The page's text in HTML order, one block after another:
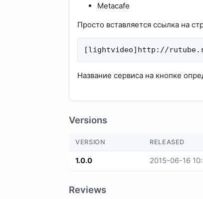
Metacafe
Просто вставляется ссылка на
[lightvideo]http://rutube.ru/
Название сервиса на кнопке
Versions
VERSION RELEASED
1.0.0 2015-06-16
Reviews